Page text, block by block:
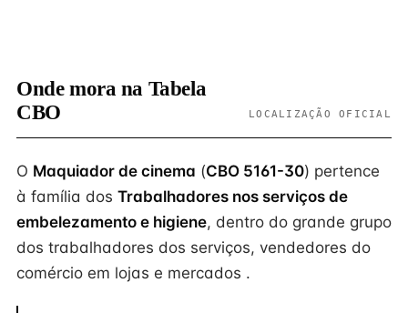
Onde mora na Tabela
CBO
LOCALIZAÇÃO OFICIAL
O Maquiador de cinema (CBO 5161-30) pertence
à família dos Trabalhadores nos serviços de
embelezamento e higiene, dentro do grande grupo
dos trabalhadores dos serviços, vendedores do
comércio em lojas e mercados .